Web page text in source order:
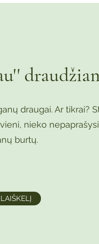
draugai. Ar tikrai?
nieko
burtų.